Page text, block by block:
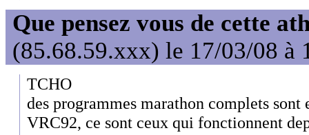
Que pensez vous de cette
(85.68.59.xxx) le 17/03/08 à
TCHO
des programmes marathon complets
VRC92, ce sont ceux qui fonctionnent